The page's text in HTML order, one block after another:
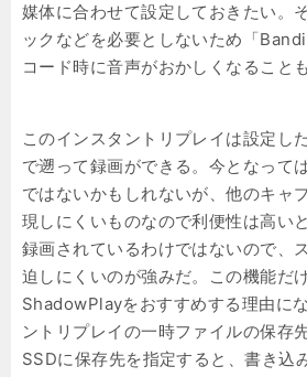
媒体に合わせて設定しておきたい。
ックなどを必要としないため「
コード時に音声がおかしくなることも
このインスタントリプレイは設定し
で遡って録画ができる。今となって
ではないかもしれないが、他のキャ
現しにくいものなので利便性は高い
録画されているわけではないので、
迫しにくいのが強みだ。この機能だ
ShadowPlayをおすすめする理由に
ントリプレイの一時ファイルの保存
SSDに保存先を指定すると、書き込